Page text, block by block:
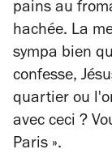
pains au
hachée. La
sympa bien
confesse,
quartier ou
avec ceci ?
Paris ».